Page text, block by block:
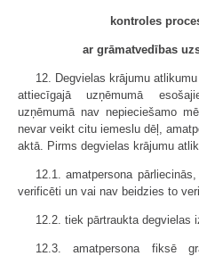
kontroles
ar grāmatvedības
12. Degvielas krājumu
attiecīgajā uzņēmumā
uzņēmumā nav nepieciešamo
nevar veikt citu iemeslu dēļ,
aktā. Pirms degvielas krājumu
12.1. amatpersona
verificēti un vai nav beidzies to
12.2. tiek pārtraukta degvielas
12.3. amatpersona fiksē